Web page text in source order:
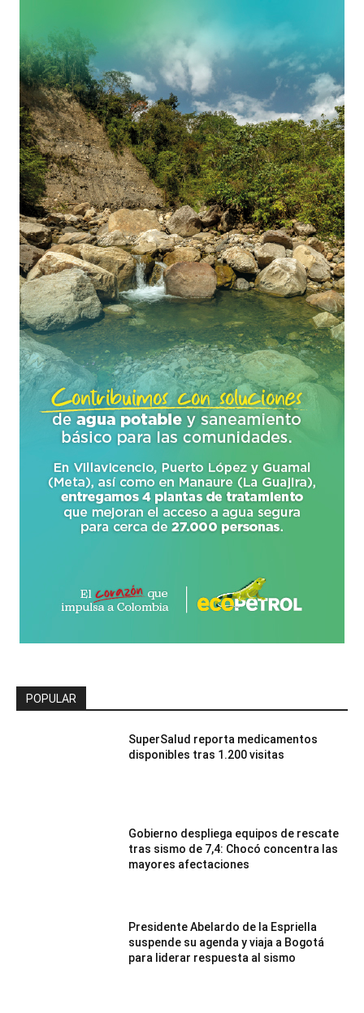
POPULAR
SuperSalud reporta medicamentos
disponibles tras 1.200 visitas
Gobierno despliega equipos de rescate
tras sismo de 7,4: Chocó concentra las
mayores afectaciones
Presidente Abelardo de la Espriella
suspende su agenda y viaja a Bogotá
para liderar respuesta al sismo